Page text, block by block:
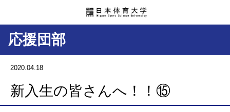
応援団部
2020.04.18
新入生の皆さんへ！！⑮